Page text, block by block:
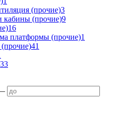
(прочие)3
кабины (прочие)9
16
платформы (прочие)1
41
33